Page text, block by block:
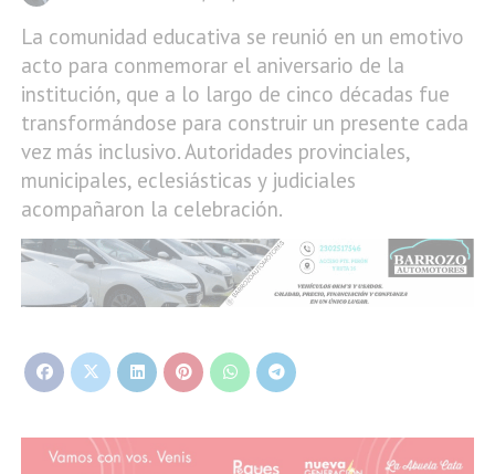
La comunidad educativa se reunió en un emotivo
acto para conmemorar el aniversario de la
institución, que a lo largo de cinco décadas fue
transformándose para construir un presente cada
vez más inclusivo. Autoridades provinciales,
municipales, eclesiásticas y judiciales
acompañaron la celebración.